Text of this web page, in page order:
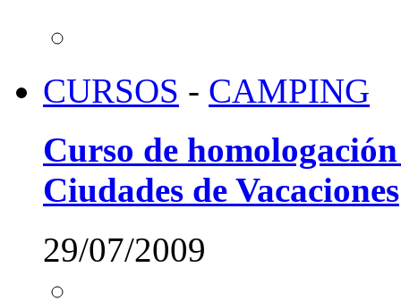
CURSOS - CAMPING
Curso de
Ciudades de Vacaciones
29/07/2009